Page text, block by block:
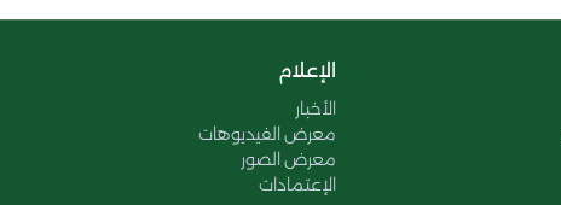
الإعلام
الأخبار
معرض الفيديوهات
معرض الصور
الإعتمادات